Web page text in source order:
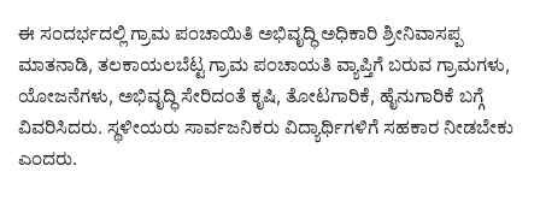
ಈ ಸಂದರ್ಭದಲ್ಲಿ ಗ್ರಾಮ ಪಂಚಾಯಿತಿ ಅಭಿವೃದ್ಧಿ ಅಧಿಕಾರಿ ಶ್ರೀನಿವಾಸಪ್ಪ
ಮಾತನಾಡಿ, ತಲಕಾಯಲಬೆಟ್ಟ ಗ್ರಾಮ ಪಂಚಾಯತಿ ವ್ಯಾಪ್ತಿಗೆ ಬರುವ ಗ್ರಾಮಗಳು,
ಯೋಜನೆಗಳು, ಅಭಿವೃದ್ಧಿ ಸೇರಿದಂತೆ ಕೃಷಿ, ತೋಟಗಾರಿಕೆ, ಹೈನುಗಾರಿಕೆ ಬಗ್ಗೆ
ವಿವರಿಸಿದರು. ಸ್ಥಳೀಯರು ಸಾರ್ವಜನಿಕರು ವಿದ್ಯಾರ್ಥಿಗಳಿಗೆ ಸಹಕಾರ ನೀಡಬೇಕು
ಎಂದರು.